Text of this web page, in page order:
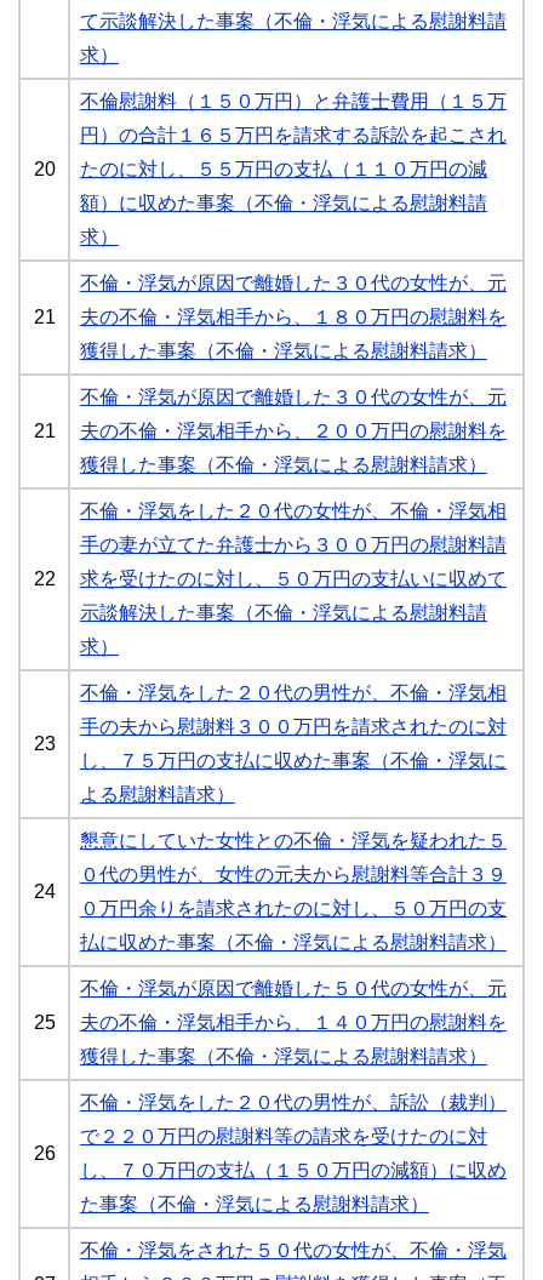
て示談解決した事案（不倫・浮気による慰謝料請
求）
20
不倫慰謝料（１５０万円）と弁護士費用（１５万
円）の合計１６５万円を請求する訴訟を起こされ
たのに対し、５５万円の支払（１１０万円の減
額）に収めた事案（不倫・浮気による慰謝料請
求）
21
不倫・浮気が原因で離婚した３０代の女性が、元
夫の不倫・浮気相手から、１８０万円の慰謝料を
獲得した事案（不倫・浮気による慰謝料請求）
21
不倫・浮気が原因で離婚した３０代の女性が、元
夫の不倫・浮気相手から、２００万円の慰謝料を
獲得した事案（不倫・浮気による慰謝料請求）
22
不倫・浮気をした２０代の女性が、不倫・浮気相
手の妻が立てた弁護士から３００万円の慰謝料請
求を受けたのに対し、５０万円の支払いに収めて
示談解決した事案（不倫・浮気による慰謝料請
求）
23
不倫・浮気をした２０代の男性が、不倫・浮気相
手の夫から慰謝料３００万円を請求されたのに対
し、７５万円の支払に収めた事案（不倫・浮気に
よる慰謝料請求）
24
懇意にしていた女性との不倫・浮気を疑われた５
０代の男性が、女性の元夫から慰謝料等合計３９
０万円余りを請求されたのに対し、５０万円の支
払に収めた事案（不倫・浮気による慰謝料請求）
25
不倫・浮気が原因で離婚した５０代の女性が、元
夫の不倫・浮気相手から、１４０万円の慰謝料を
獲得した事案（不倫・浮気による慰謝料請求）
26
不倫・浮気をした２０代の男性が、訴訟（裁判）
で２２０万円の慰謝料等の請求を受けたのに対
し、７０万円の支払（１５０万円の減額）に収め
た事案（不倫・浮気による慰謝料請求）
不倫・浮気をされた５０代の女性が、不倫・浮気